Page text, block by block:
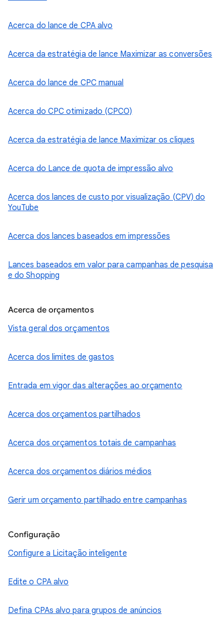
Acerca do lance de CPA alvo
Acerca da estratégia de lance Maximizar as conversões
Acerca do lance de CPC manual
Acerca do CPC otimizado (CPCO)
Acerca da estratégia de lance Maximizar os cliques
Acerca do Lance de quota de impressão alvo
Acerca dos lances de custo por visualização (CPV) do
YouTube
Acerca dos lances baseados em impressões
Lances baseados em valor para campanhas de pesquisa
e do Shopping
Acerca de orçamentos
Vista geral dos orçamentos
Acerca dos limites de gastos
Entrada em vigor das alterações ao orçamento
Acerca dos orçamentos partilhados
Acerca dos orçamentos totais de campanhas
Acerca dos orçamentos diários médios
Gerir um orçamento partilhado entre campanhas
Configuração
Configure a Licitação inteligente
Edite o CPA alvo
Defina CPAs alvo para grupos de anúncios